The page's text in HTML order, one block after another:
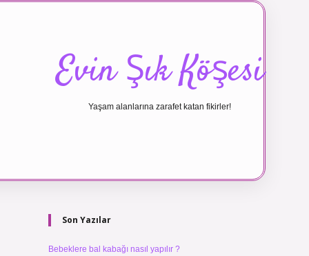
Evin Şık Köşesi
Yaşam alanlarına zarafet katan fikirler!
Sidebar
Son Yazılar
Bebeklere bal kabağı nasıl yapılır ?